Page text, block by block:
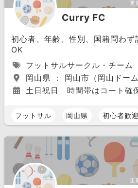
更
Curry FC
初心者、年齢、性別、国籍問わず
OK
フットサルサークル・チーム
岡山県 ： 岡山市（岡山ドー
土日祝日 時間帯はコート確
フットサル 岡山県 初心者歓迎
更